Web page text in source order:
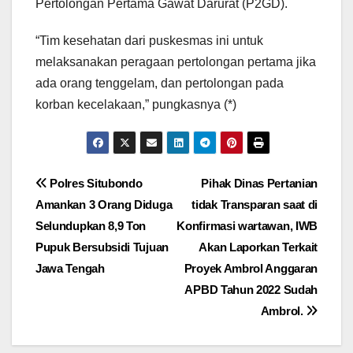
Pertolongan Pertama Gawat Darurat (P2GD).
“Tim kesehatan dari puskesmas ini untuk
melaksanakan peragaan pertolongan pertama jika
ada orang tenggelam, dan pertolongan pada
korban kecelakaan,” pungkasnya (*)
Navigasi
pos
Pihak Dinas Pertanian
tidak Transparan saat di
Konfirmasi wartawan, IWB
Akan Laporkan Terkait
Proyek Ambrol Anggaran
APBD Tahun 2022 Sudah
Ambrol.
Polres Situbondo
Amankan 3 Orang Diduga
Selundupkan 8,9 Ton
Pupuk Bersubsidi Tujuan
Jawa Tengah